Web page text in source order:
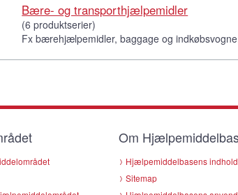
Bære- og transporthjælpemidler
(6 produktserier)
Fx bærehjælpemidler, baggage og
Om
Hjælpemiddelbasens indhold
Sitemap